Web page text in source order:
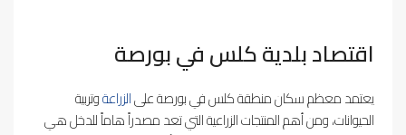
اقتصاد بلدية كلس في بورصة
يعتمد معظم سكان منطقة كلس في بورصة علىالزراعةوتربية
الحيوانات، ومن أهم المنتجات الزراعية التي تعد مصدراً هاماً للدخل هي